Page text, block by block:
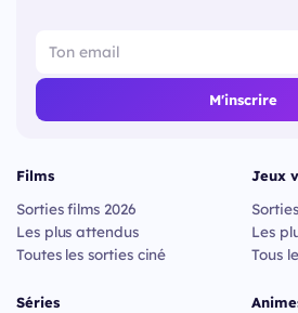
M'inscrire
Films
Sorties films 2026
Les plus attendus
Toutes les sorties ciné
Séries
Jeux
Les
Tous